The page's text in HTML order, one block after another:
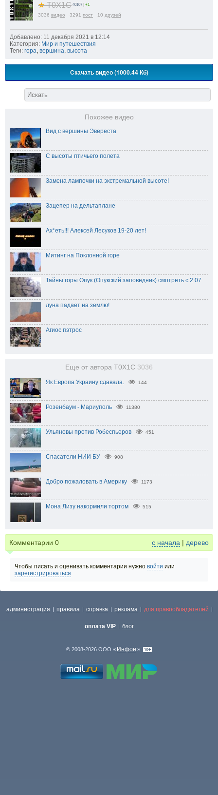
★T0X1C 40107 | +1
3036 видео 3291 пост 10 друзей
Добавлено: 11 декабря 2021 в 12:14
Категория: Мир и путешествия
Теги: гора вершина высота
Скачать видео (1000.44 Кб)
Похожее видео
Вид с вершины Эвереста
С высоты птичьего полета
Замена лампочки на экстремальной высоте!
Зацепер на дельтаплане
Ах*еть!!! Алексей Лесуков 19-20 лет!
Митинг на Поклонной горе
Тайны горы Опук (Опукский заповедник) смотреть с 2.07
луна падает на землю!
Агиос пэтрос
Еще от автора T0X1C 3036
Як Европа Украину сдавала. 144
Розенбаум - Мариуполь 11380
Ульяновы против Робеспьеров 451
Спасатели НИИ БУ 908
Добро пожаловать в Америку 1173
Мона Лизу накормили тортом 515
Комментарии 0 с начала | дерево
Чтобы писать и оценивать комментарии нужно войти или
зарегистрироваться
администрация | правила | справка | реклама | для правообладателей |
оплата VIP | блог
© 2008-2026 ООО « Инфон »